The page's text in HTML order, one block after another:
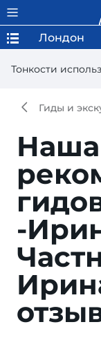
Тонкости
Лондон
Гиды и
Наша
-